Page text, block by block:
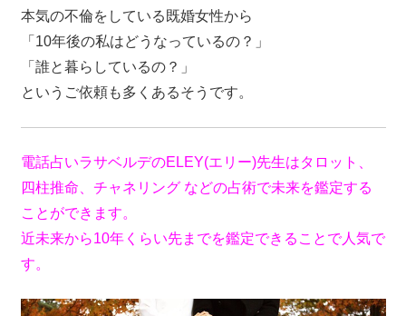
本気の不倫をしている既婚女性から
「10年後の私はどうなっているの？」
「誰と暮らしているの？」
というご依頼も多くあるそうです。
電話占いラサベルデのELEY(エリー)先生はタロット、
四柱推命、チャネリング などの占術で未来を鑑定する
ことができます。
近未来から10年くらい先までを鑑定できることで人気で
す。